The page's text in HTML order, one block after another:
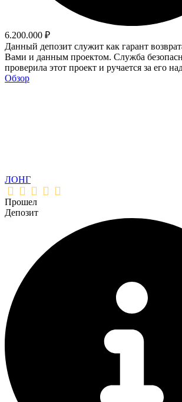
6.200.000 ₽
Данный депозит служит как гарант
Вами и данным проектом. Служба
проверила этот проект и ручается за его
Обзор
ЛОНГ
Прошел
Депозит